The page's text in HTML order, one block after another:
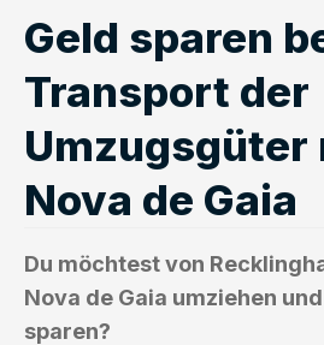
Geld sparen
Transport der
Umzugsgüter
Nova de Gaia
Du möchtest von
Nova de Gaia umziehen
sparen?